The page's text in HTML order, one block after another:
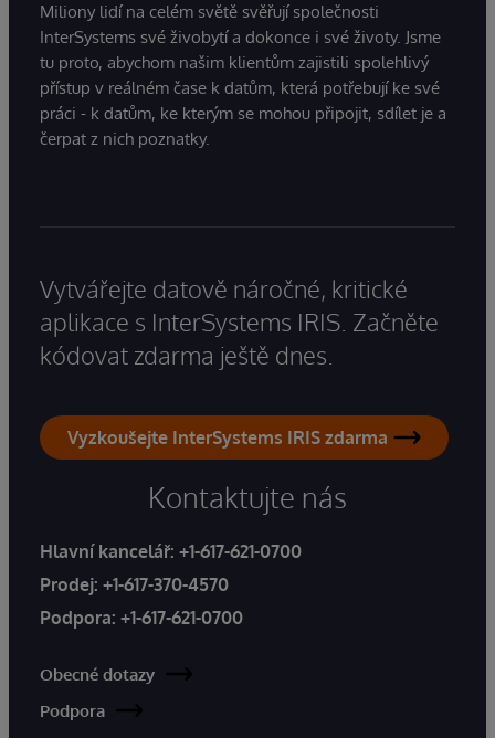
Miliony lidí na celém světě svěřují společnosti
InterSystems své živobytí a dokonce i své životy. Jsme
tu proto, abychom našim klientům zajistili spolehlivý
přístup v reálném čase k datům, která potřebují ke své
práci - k datům, ke kterým se mohou připojit, sdílet je a
čerpat z nich poznatky.
Vytvářejte datově náročné, kritické
aplikace s InterSystems IRIS. Začněte
kódovat zdarma ještě dnes.
Vyzkoušejte InterSystems IRIS zdarma
Kontaktujte nás
Hlavní kancelář: +1-617-621-0700
Prodej: +1-617-370-4570
Podpora: +1-617-621-0700
Obecné dotazy
Podpora